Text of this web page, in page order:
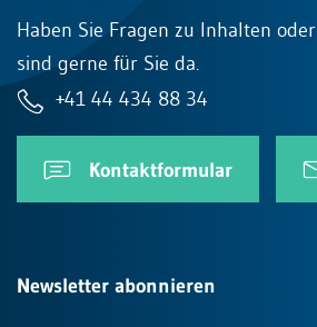
Haben Sie Fragen zu Inhalten
sind gerne für Sie da.
+41 44 434 88 34
Kontaktformular
Newsletter abonnieren